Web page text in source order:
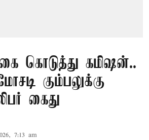
கொடுத்து கமிஷன்..
கும்பலுக்கு
கைது
7:13 am